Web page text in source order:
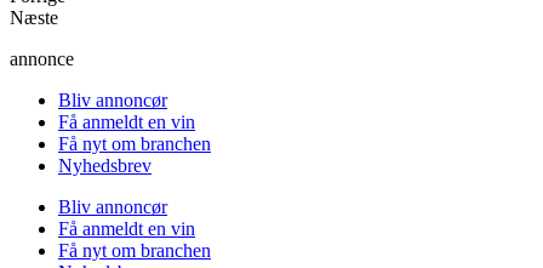
Næste
annonce
Bliv annoncør
Få anmeldt en vin
Få nyt om branchen
Nyhedsbrev
Bliv annoncør
Få anmeldt en vin
Få nyt om branchen